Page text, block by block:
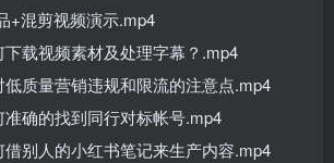
+混剪视频演示.mp4
载视频素材及处理字幕？.mp4
质量营销违规和限流的注意点.mp4
确的找到同行对标帐号.mp4
别人的小红书笔记来生产内容.mp4